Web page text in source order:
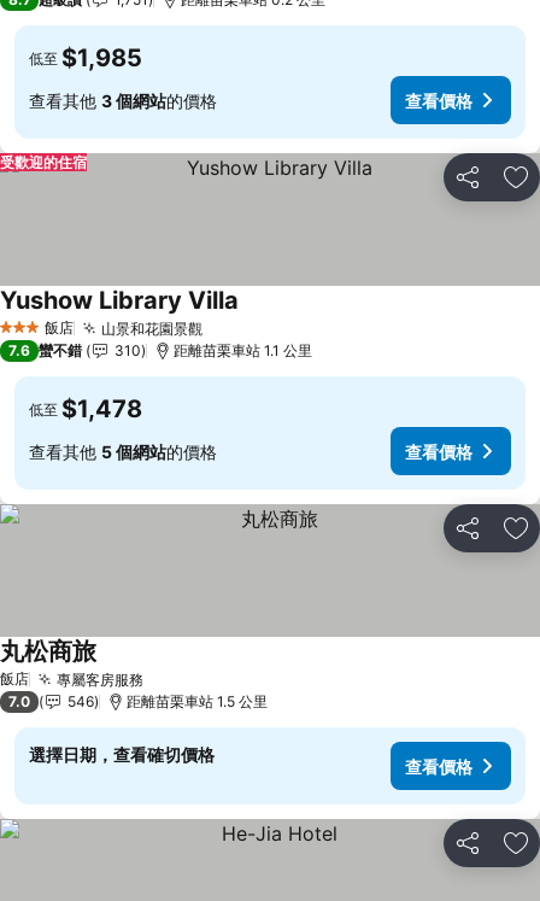
低至 $1,985
查看其他 3 個網站的價格 查看價格
分享 加
受歡迎的住宿
3 星級 飯店 山景和花園景觀查看價格
Yushow Library Villa
7.6 蠻不錯 310 距離苗栗車站 1.1 公里
低至 $1,478
查看其他 5 個網站的價格 查看價格
分享 加
飯店 專屬客房服務
丸松商旅查看價格
7.0 546 距離苗栗車站 1.5 公里
選擇日期，查看確切價格
查看價格
分享 加